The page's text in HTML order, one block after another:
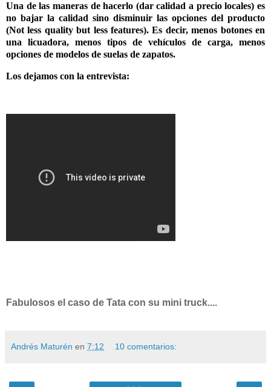
Una de las maneras de hacerlo (dar calidad a precio locales) es
no bajar la calidad sino disminuir las opciones del producto
(Not less quality but less features). Es decir, menos botones en
una licuadora, menos tipos de vehículos de carga, menos
opciones de modelos de suelas de zapatos.
Los dejamos con la entrevista:
Fabulosos el caso de Tata con su mini truck....
Andrés Maturén en 7:12 10 comentarios: